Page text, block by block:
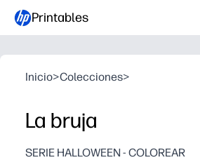
Printables
Inicio>Colecciones>
La bruja
SERIE HALLOWEEN - COLOREAR